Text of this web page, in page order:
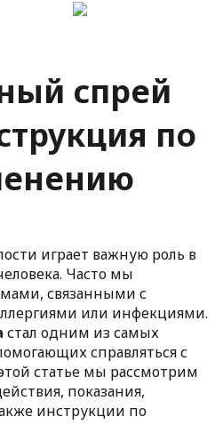
спрей
по
играет важную роль в
Часто мы
связанными с
или инфекциями.
стал одним из самых
справляться с
статье мы рассмотрим
показания,
инструкции по